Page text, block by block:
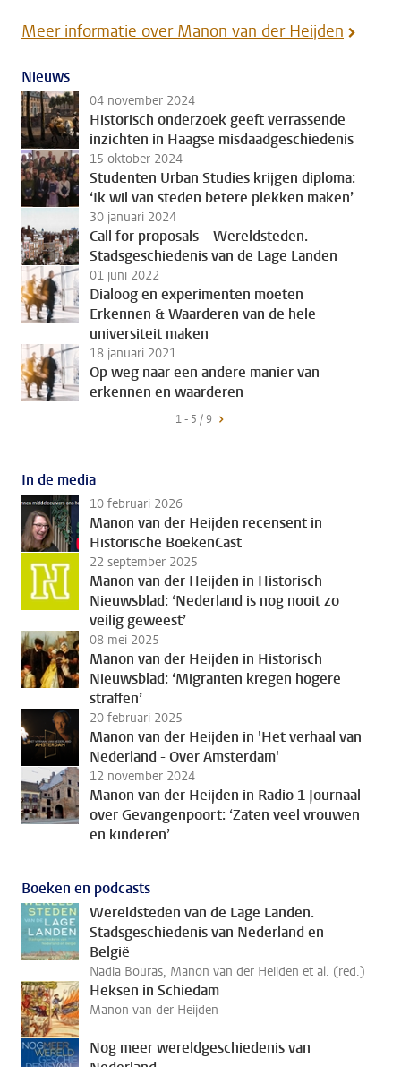
Meer informatie over Manon van der Heijden
Nieuws
04 november 2024
Historisch onderzoek geeft verrassende
inzichten in Haagse misdaadgeschiedenis
15 oktober 2024
Studenten Urban Studies krijgen diploma:
‘Ik wil van steden betere plekken maken’
30 januari 2024
Call for proposals – Wereldsteden.
Stadsgeschiedenis van de Lage Landen
01 juni 2022
Dialoog en experimenten moeten
Erkennen & Waarderen van de hele
universiteit maken
18 januari 2021
Op weg naar een andere manier van
erkennen en waarderen
1 - 5 / 9
In de media
10 februari 2026
Manon van der Heijden recensent in
Historische BoekenCast
22 september 2025
Manon van der Heijden in Historisch
Nieuwsblad: ‘Nederland is nog nooit zo
veilig geweest’
08 mei 2025
Manon van der Heijden in Historisch
Nieuwsblad: ‘Migranten kregen hogere
straffen’
20 februari 2025
Manon van der Heijden in 'Het verhaal van
Nederland - Over Amsterdam'
12 november 2024
Manon van der Heijden in Radio 1 Journaal
over Gevangenpoort: ‘Zaten veel vrouwen
en kinderen’
Boeken en podcasts
Wereldsteden van de Lage Landen.
Stadsgeschiedenis van Nederland en
België
Nadia Bouras, Manon van der Heijden et al. (red.)
Heksen in Schiedam
Manon van der Heijden
Nog meer wereldgeschiedenis van